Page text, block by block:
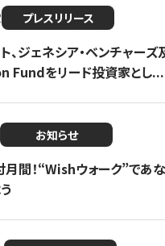
プレスリリース
、ジェネシア・ベンチャー
をリード投資家とし...
お知らせ
間！“Wishウォーク”であ